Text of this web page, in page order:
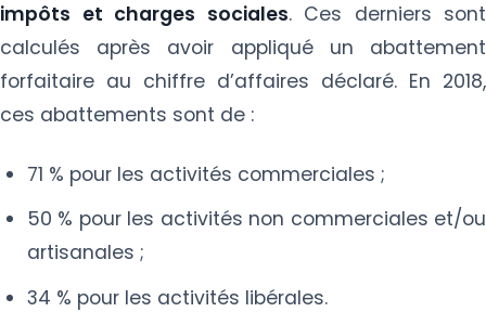
impôts et charges sociales. Ces derniers sont
calculés après avoir appliqué un abattement
forfaitaire au chiffre d’affaires déclaré. En 2018,
ces abattements sont de :
71 % pour les activités commerciales ;
50 % pour les activités non commerciales et/ou
artisanales ;
34 % pour les activités libérales.